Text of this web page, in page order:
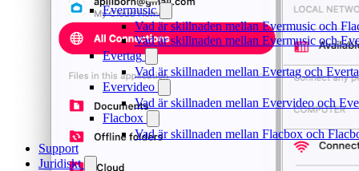
Evermusic
Vad är skillnaden mellan Evermusic och
Vad är skillnaden mellan Evermusic och
Evertag
Vad är skillnaden mellan Evertag och
Evervideo
Vad är skillnaden mellan Evervideo och
Flacbox
Vad är skillnaden mellan Flacbox och
Support
Juridiskt